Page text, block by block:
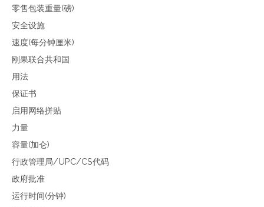
零售包装重量(磅)
安全设施
速度(每分钟厘米)
刚果联合共和国
用法
保证书
启用网络拼贴
力量
容量(加仑)
行政管理局/UPC/CS代码
政府批准
运行时间(分钟)